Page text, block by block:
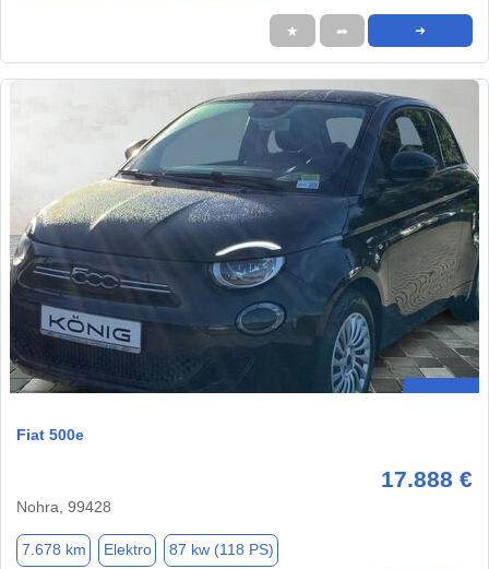
★ ➦ ➜
Fiat 500e
17.888 €
Nohra, 99428
7.678 km Elektro 87 kw (118 PS)